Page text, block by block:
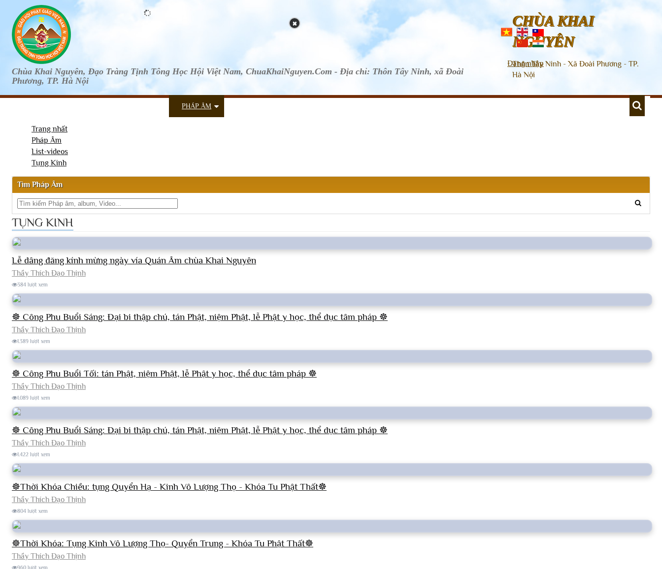
Đăng nhập
Chùa Khai Nguyên, Đạo Tràng Tịnh Tông Học Hội Việt Nam, ChuaKhaiNguyen.Com - Địa chỉ: Thôn Tây Ninh, xã Đoài
Phương, TP. Hà Nội
CHÙA KHAI
NGUYÊN
Thôn Tây Ninh - Xã Đoài Phương - TP.
Hà Nội
PHÁP ÂM
Trang nhất
Pháp Âm
List-videos
Tụng Kinh
Tìm Pháp Âm
TỤNG KINH
Lễ dâng đăng kính mừng ngày vía Quán Âm chùa Khai Nguyên
Thầy Thích Đạo Thịnh
384 lượt xem
☸ Công Phu Buổi Sáng: Đại bi thập chú, tán Phật, niệm Phật, lễ Phật y học, thể dục tâm pháp ☸
Thầy Thích Đạo Thịnh
1.389 lượt xem
☸ Công Phu Buổi Tối: tán Phật, niệm Phật, lễ Phật y học, thể dục tâm pháp ☸
Thầy Thích Đạo Thịnh
1.089 lượt xem
☸ Công Phu Buổi Sáng: Đại bi thập chú, tán Phật, niệm Phật, lễ Phật y học, thể dục tâm pháp ☸
Thầy Thích Đạo Thịnh
1.422 lượt xem
☸Thời Khóa Chiều: tụng Quyển Hạ - Kinh Vô Lượng Thọ - Khóa Tu Phật Thất☸
Thầy Thích Đạo Thịnh
804 lượt xem
☸Thời Khóa: Tụng Kinh Vô Lượng Thọ- Quyển Trung - Khóa Tu Phật Thất☸
Thầy Thích Đạo Thịnh
960 lượt xem